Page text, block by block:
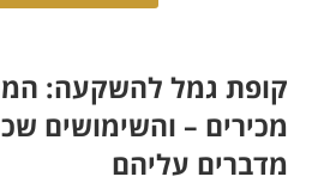
קופת גמל להשקעה:
מכירים – והשימושים
מדברים עליהם